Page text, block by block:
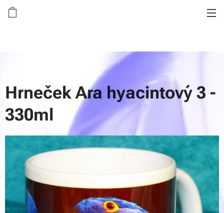
Hrneček Ara hyacintový 3 -
330ml